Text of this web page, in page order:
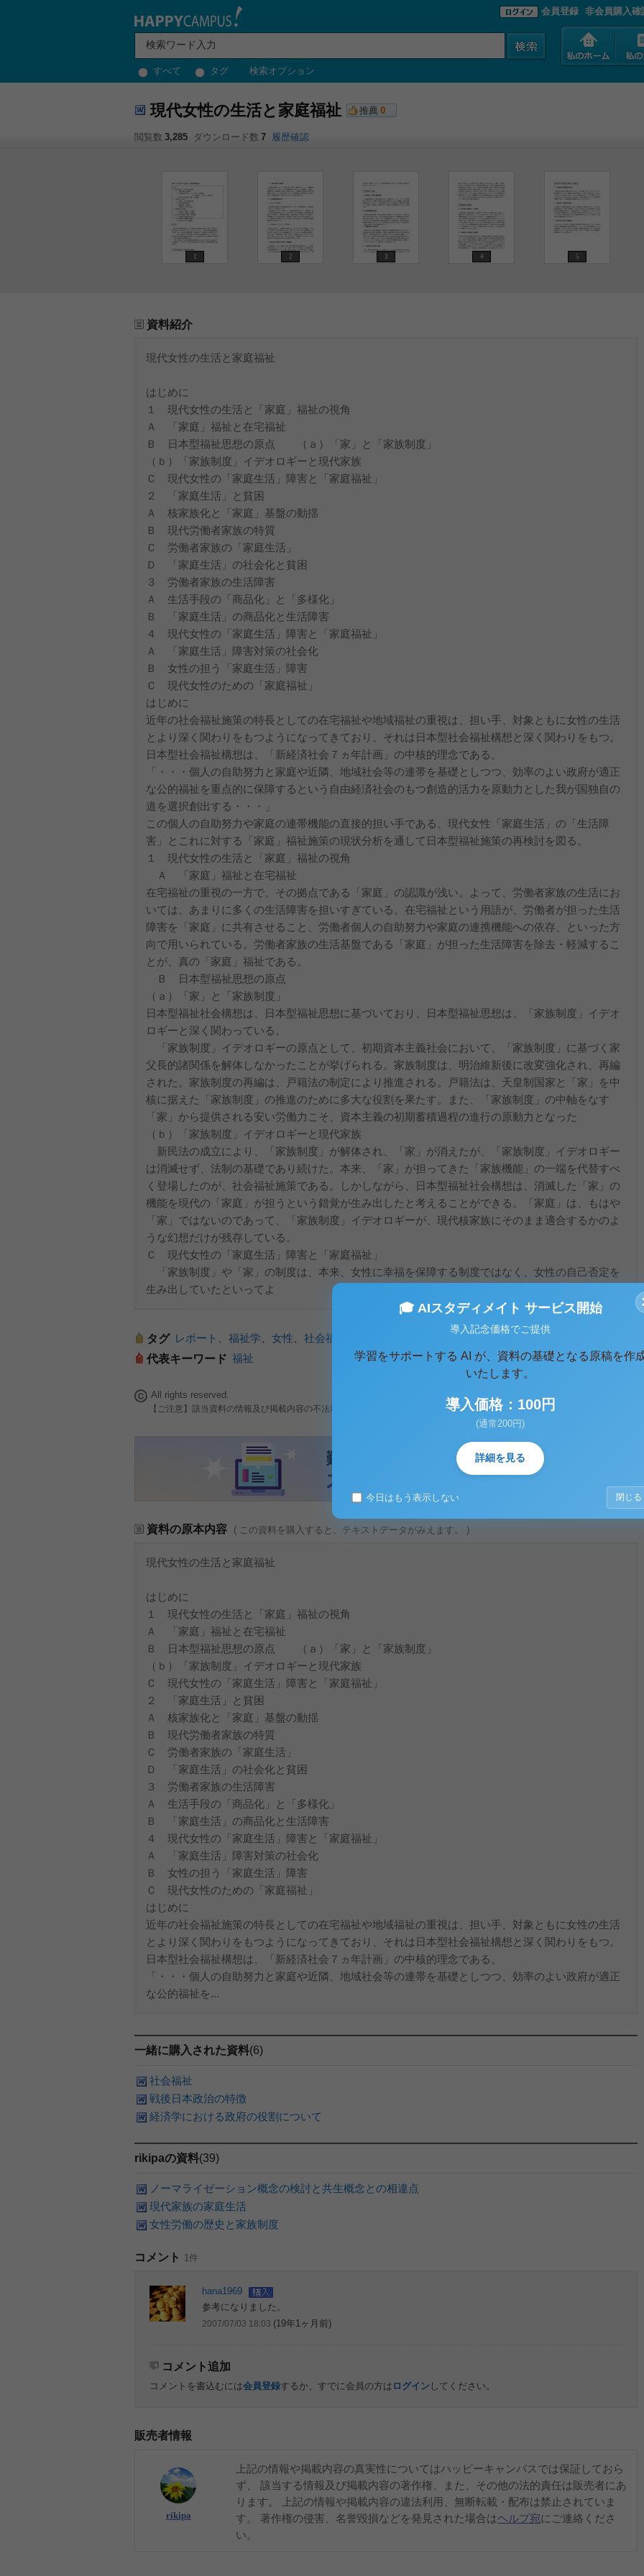
すべて タグ 検索オプション
会員登録 非会員購入確
現代女性の生活と家庭福祉 推薦 0
閲覧数 3,285 ダウンロード数 7 履歴確認
1 2 3 4 5
資料紹介
現代女性の生活と家庭福祉
はじめに
１ 現代女性の生活と「家庭」福祉の視角
Ａ 「家庭」福祉と在宅福祉
Ｂ 日本型福祉思想の原点 （ａ）「家」と「家族制度」
（ｂ）「家族制度」イデオロギーと現代家族
Ｃ 現代女性の「家庭生活」障害と「家庭福祉」
２ 「家庭生活」と貧困
Ａ 核家族化と「家庭」基盤の動揺
Ｂ 現代労働者家族の特質
Ｃ 労働者家族の「家庭生活」
Ｄ 「家庭生活」の社会化と貧困
３ 労働者家族の生活障害
Ａ 生活手段の「商品化」と「多様化」
Ｂ 「家庭生活」の商品化と生活障害
４ 現代女性の「家庭生活」障害と「家庭福祉」
Ａ 「家庭生活」障害対策の社会化
Ｂ 女性の担う「家庭生活」障害
Ｃ 現代女性のための「家庭福祉」
はじめに
近年の社会福祉施策の特長としての在宅福祉や地域福祉の重視は、担い手、対象ともに女性の生活
とより深く関わりをもつようになってきており、それは日本型社会福祉構想と深く関わりをもつ。
日本型社会福祉構想は、「新経済社会７ヵ年計画」の中核的理念である。
「・・・個人の自助努力と家庭や近隣、地域社会等の連帯を基礎としつつ、効率のよい政府が適正
な公的福祉を重点的に保障するという自由経済社会のもつ創造的活力を原動力とした我が国独自の
道を選択創出する・・・」
この個人の自助努力や家庭の連帯機能の直接的担い手である、現代女性「家庭生活」の「生活障
害」とこれに対する「家庭」福祉施策の現状分析を通して日本型福祉施策の再検討を図る。
１ 現代女性の生活と「家庭」福祉の視角
Ａ 「家庭」福祉と在宅福祉
在宅福祉の重視の一方で、その拠点である「家庭」の認識が浅い。よって、労働者家族の生活にお
いては、あまりに多くの生活障害を担いすぎている。在宅福祉という用語が、労働者が担った生活
障害を「家庭」に共有させること、労働者個人の自助努力や家庭の連携機能への依存、といった方
向で用いられている。労働者家族の生活基盤である「家庭」が担った生活障害を除去・軽減するこ
とが、真の「家庭」福祉である。
Ｂ 日本型福祉思想の原点
（ａ）「家」と「家族制度」
日本型福祉社会構想は、日本型福祉思想に基づいており、日本型福祉思想は、「家族制度」イデオ
ロギーと深く関わっている。
「家族制度」イデオロギーの原点として、初期資本主義社会において、「家族制度」に基づく家
父長的諸関係を解体しなかったことが挙げられる。家族制度は、明治維新後に改変強化され、再編
された。家族制度の再編は、戸籍法の制定により推進される。戸籍法は、天皇制国家と「家」を中
核に据えた「家族制度」の推進のために多大な役割を果たす。また、「家族制度」の中軸をなす
「家」から提供される安い労働力こそ、資本主義の初期蓄積過程の進行の原動力となった
（ｂ）「家族制度」イデオロギーと現代家族
新民法の成立により、「家族制度」が解体され、「家」が消えたが、「家族制度」イデオロギー
は消滅せず、法制の基礎であり続けた。本来、「家」が担ってきた「家族機能」の一端を代替すべ
く登場したのが、社会福祉施策である。しかしながら、日本型福祉社会構想は、消滅した「家」の
機能を現代の「家庭」が担うという錯覚が生み出したと考えることができる。「家庭」は、もはや
「家」ではないのであって、「家族制度」イデオロギーが、現代核家族にそのまま適合するかのよ
うな幻想だけが残存している。
Ｃ 現代女性の「家庭生活」障害と「家庭福祉」
「家族制度」や「家」の制度は、本来、女性に幸福を保障する制度ではなく、女性の自己否定を
生み出していたといってよ
タグ レポート 福祉学 女性 社会福祉
代表キーワード 福祉
All rights reserved.
【ご注意】該当資料の情報及び掲載内容の不法利用、無断転載・配布は著作権法違反となります。
資料の原本内容 ( この資料を購入すると、テキストデータがみえます。 )
現代女性の生活と家庭福祉
はじめに
１ 現代女性の生活と「家庭」福祉の視角
Ａ 「家庭」福祉と在宅福祉
Ｂ 日本型福祉思想の原点 （ａ）「家」と「家族制度」
（ｂ）「家族制度」イデオロギーと現代家族
Ｃ 現代女性の「家庭生活」障害と「家庭福祉」
２ 「家庭生活」と貧困
Ａ 核家族化と「家庭」基盤の動揺
Ｂ 現代労働者家族の特質
Ｃ 労働者家族の「家庭生活」
Ｄ 「家庭生活」の社会化と貧困
３ 労働者家族の生活障害
Ａ 生活手段の「商品化」と「多様化」
Ｂ 「家庭生活」の商品化と生活障害
４ 現代女性の「家庭生活」障害と「家庭福祉」
Ａ 「家庭生活」障害対策の社会化
Ｂ 女性の担う「家庭生活」障害
Ｃ 現代女性のための「家庭福祉」
はじめに
近年の社会福祉施策の特長としての在宅福祉や地域福祉の重視は、担い手、対象ともに女性の生活
とより深く関わりをもつようになってきており、それは日本型社会福祉構想と深く関わりをもつ。
日本型社会福祉構想は、「新経済社会７ヵ年計画」の中核的理念である。
「・・・個人の自助努力と家庭や近隣、地域社会等の連帯を基礎としつつ、効率のよい政府が適正
な公的福祉を...
一緒に購入された資料(6)
社会福祉
戦後日本政治の特徴
経済学における政府の役割について
rikipaの資料(39)
ノーマライゼーション概念の検討と共生概念との相違点
現代家族の家庭生活
女性労働の歴史と家族制度
コメント 1件
hana1969
参考になりました。
2007/07/03 18:03 (19年1ヶ月前)
コメント追加
コメントを書込むには会員登録するか、すでに会員の方は ログイン してください。
販売者情報
rikipa
上記の情報や掲載内容の真実性についてはハッピーキャンパスでは保証しておら
ず、 該当する情報及び掲載内容の著作権、また、その他の法的責任は販売者にあ
ります。 上記の情報や掲載内容の違法利用、無断転載・配布は禁止されていま
す。 著作権の侵害、名誉毀損などを発見された場合はヘルプ宛にご連絡くださ
い。
🎓 AIスタディメイト サービス開始
導入記念価格でご提供
学習をサポートする AI が、資料の基礎となる原稿を作
いたします。
導入価格：100円
(通常200円)
詳細を見る
今日はもう表示しない 閉じる